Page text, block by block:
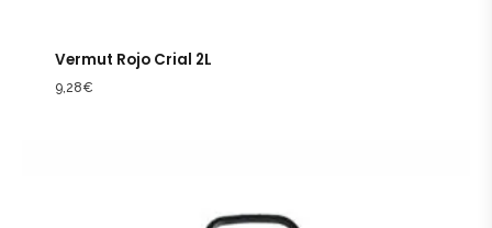
Vermut Rojo Crial 2L
9,28€